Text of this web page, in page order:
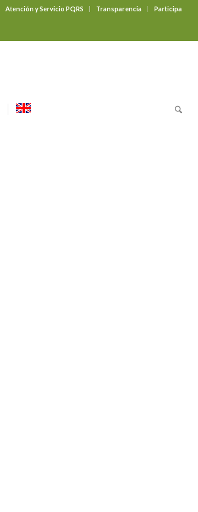
Atención y Servicio PQRS Transparencia Participa